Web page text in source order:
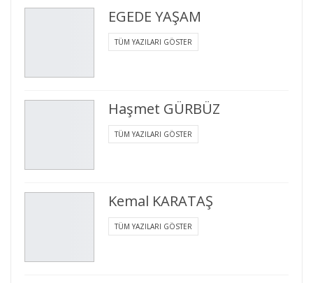
EGEDE YAŞAM
TÜM YAZILARI GÖSTER
Haşmet GÜRBÜZ
TÜM YAZILARI GÖSTER
Kemal KARATAŞ
TÜM YAZILARI GÖSTER